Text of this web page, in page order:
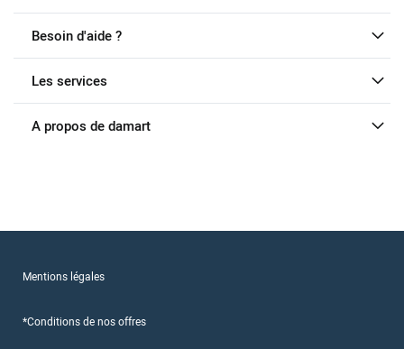
Besoin d'aide ?
Les services
A propos de damart
Mentions légales
*Conditions de nos offres